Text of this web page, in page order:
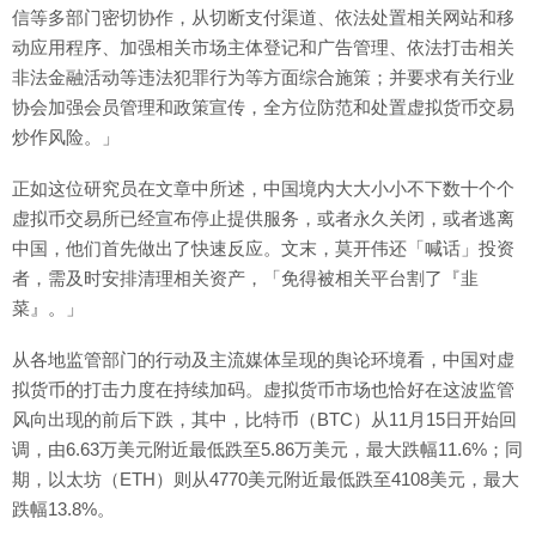
信等多部门密切协作，从切断支付渠道、依法处置相关网站和移
动应用程序、加强相关市场主体登记和广告管理、依法打击相关
非法金融活动等违法犯罪行为等方面综合施策；并要求有关行业
协会加强会员管理和政策宣传，全方位防范和处置虚拟货币交易
炒作风险。」
正如这位研究员在文章中所述，中国境内大大小小不下数十个个
虚拟币交易所已经宣布停止提供服务，或者永久关闭，或者逃离
中国，他们首先做出了快速反应。文末，莫开伟还「喊话」投资
者，需及时安排清理相关资产，「免得被相关平台割了『韭
菜』。」
从各地监管部门的行动及主流媒体呈现的舆论环境看，中国对虚
拟货币的打击力度在持续加码。虚拟货币市场也恰好在这波监管
风向出现的前后下跌，其中，比特币（BTC）从11月15日开始回
调，由6.63万美元附近最低跌至5.86万美元，最大跌幅11.6%；同
期，以太坊（ETH）则从4770美元附近最低跌至4108美元，最大
跌幅13.8%。